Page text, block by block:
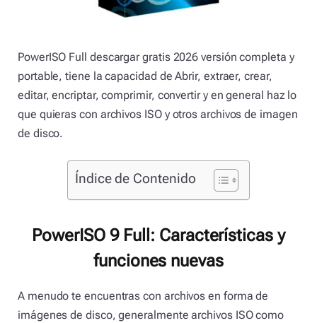
PowerISO Full descargar gratis 2026 versión completa y
portable, tiene la capacidad de Abrir, extraer, crear,
editar, encriptar, comprimir, convertir y en general haz lo
que quieras con archivos ISO y otros archivos de imagen
de disco.
Índice de Contenido
PowerISO 9 Full: Características y
funciones nuevas
A menudo te encuentras con archivos en forma de
imágenes de disco, generalmente archivos ISO como